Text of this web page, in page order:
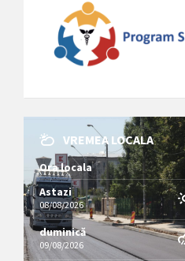
VREMEA LOCALA
Ora locala
Astazi
08/08/2026
duminică
09/08/2026